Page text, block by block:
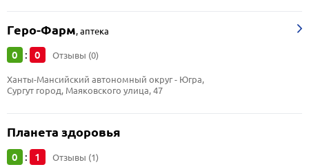
Геро-Фарм,аптека
0 : 0 Отзывы (0)
Ханты-Мансийский автономный округ - Югра,
Сургут город, Маяковского улица, 47
Планета здоровья
0 : 1 Отзывы (1)